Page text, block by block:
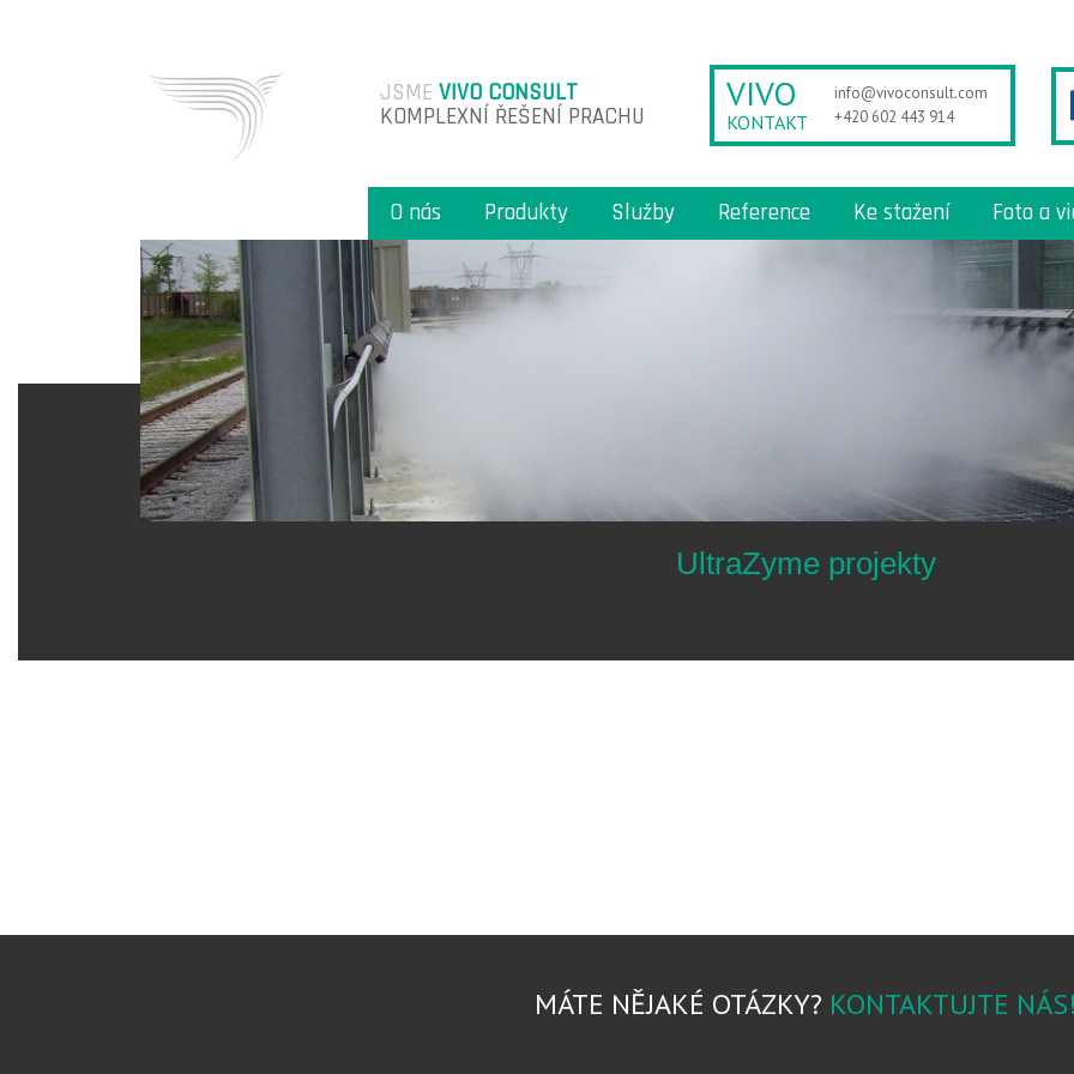
JSME VIVO CONSULT
KOMPLEXNÍ ŘEŠENÍ PRACHU
VIVO
KONTAKT
info@vivoconsult.com
+420 602 443 914
O nás Produkty Služby Reference Ke stažení Foto a
UltraZyme projekty
MÁTE NĚJAKÉ OTÁZKY? KONTAKTUJTE